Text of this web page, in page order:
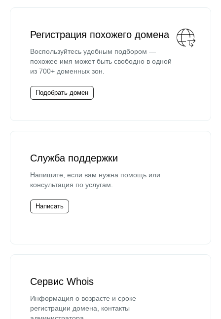
Регистрация похожего домена
Воспользуйтесь удобным подбором —
похожее имя может быть свободно в одной
из 700+ доменных зон.
Подобрать домен
Служба поддержки
Напишите, если вам нужна помощь или
консультация по услугам.
Написать
Сервис Whois
Информация о возрасте и сроке
регистрации домена, контакты